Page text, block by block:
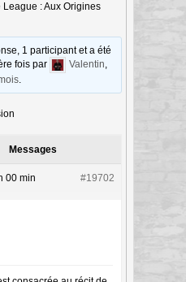
League : Aux Origines
1 participant et a été
fois par
Valentin,
.
Messages
00 min #19702